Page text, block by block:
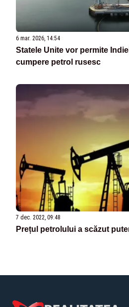
6 mar. 2026, 14:54
Statele Unite vor permite
cumpere petrol rusesc
7 dec. 2022, 09:48
Prețul petrolului a scăzut